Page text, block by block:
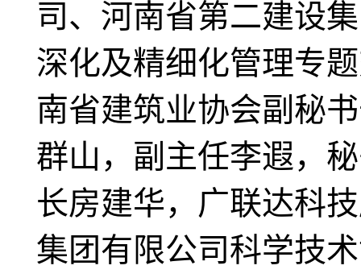
司、河南省第二建设
深化及精细化管理专
南省建筑业协会副秘
群山，副主任李遐，
长房建华，广联达科
集团有限公司科学技